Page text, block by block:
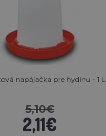
napájačka pre hydinu - 1 L
5,10€
2,11€